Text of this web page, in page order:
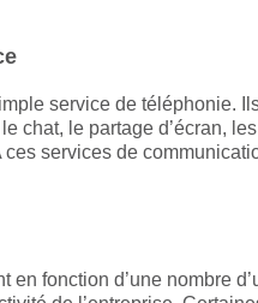
service de téléphonie.
chat, le partage d’écran,
services de
en fonction d’une nombre